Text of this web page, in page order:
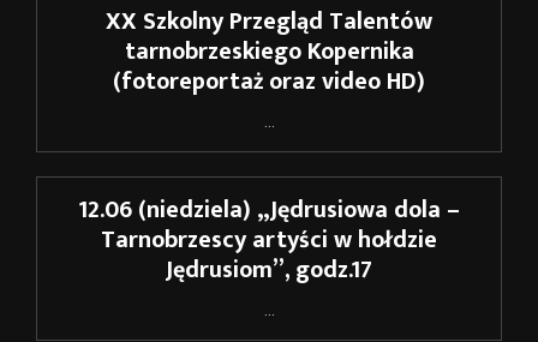
XX Szkolny Przegląd Talentów
tarnobrzeskiego Kopernika
(fotoreportaż oraz video HD)
...
12.06 (niedziela) „Jędrusiowa dola –
Tarnobrzescy artyści w hołdzie
Jędrusiom”, godz.17
...